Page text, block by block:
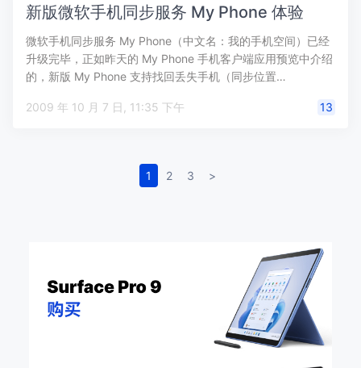
新版微软手机同步服务 My Phone 体验
微软手机同步服务 My Phone（中文名：我的手机空间）已经
升级完毕，正如昨天的 My Phone 手机客户端应用预览中介绍
的，新版 My Phone 支持找回丢失手机（同步位置…
2009 年 10 月 7 日, 11:35 下午 13
1 2 3 >